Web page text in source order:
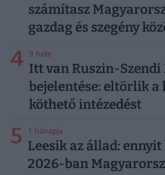
számítasz
gazdag és szegény
4 3 hete
Itt van Ruszin-
bejelentése: eltörlik a
köthető intézedést
5 1 hónapja
Leesik az állad:
2026-ban